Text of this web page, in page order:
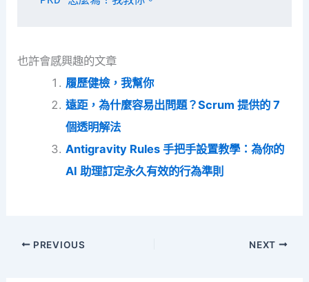
也許會感興趣的文章
履歷健檢，我幫你
遠距，為什麼容易出問題？Scrum 提供的 7
個透明解法
Antigravity Rules 手把手設置教學：為你的
AI 助理訂定永久有效的行為準則
PREVIOUS NEXT